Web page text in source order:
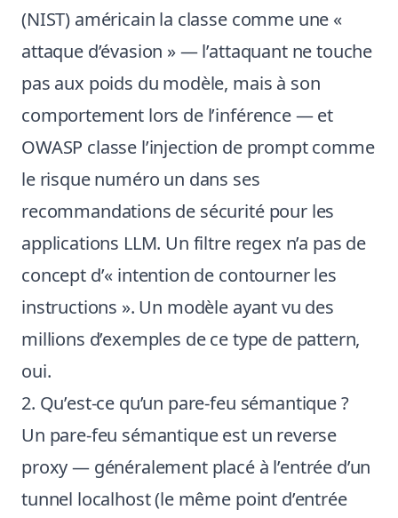
(NIST) américain la classe comme une «
attaque d’évasion » — l’attaquant ne touche
pas aux poids du modèle, mais à son
comportement lors de l’inférence — et
OWASP classe l’injection de prompt comme
le risque numéro un dans ses
recommandations de sécurité pour les
applications LLM. Un filtre regex n’a pas de
concept d’« intention de contourner les
instructions ». Un modèle ayant vu des
millions d’exemples de ce type de pattern,
oui.
2. Qu’est-ce qu’un pare-feu sémantique ?
Un pare-feu sémantique est un reverse
proxy — généralement placé à l’entrée d’un
tunnel localhost (le même point d’entrée